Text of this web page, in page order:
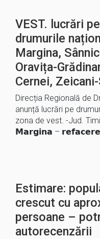
VEST. lucrări
drumurile
Margina,
Oravița-
Cernei,
Direcția Regională de
anunță lucrări pe
zona de vest. -Jud.
𝗠𝗮𝗿𝗴𝗶𝗻𝗮 –
Estimare:
crescut cu
persoane –
autorecenzării